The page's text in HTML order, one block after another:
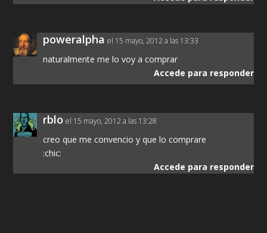
poweralpha el 15 mayo, 2012 a las 13:33
naturalmente me lo voy a comprar
Accede para responder
rblo el 15 mayo, 2012 a las 13:28
creo que me convencio y que lo comprare
:chic:
Accede para responder